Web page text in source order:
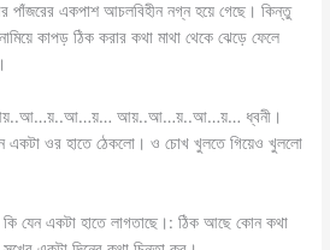
একপাশ আচলবিহীন নগ্ন হয়ে গেছে। কিন্তু
কাপড় ঠিক করার কথা মাথা থেকে ঝেড়ে ফেলে
আয়..আ…য়..আ…য়… আয়..আ…য়..আ…য়… ধ্বনী।
একটা ওর হাতে ঠেকলো। ও চোখ খুলতে গিয়েও খুললো
যেন একটা হাতে লাগতাছে।: ঠিক আছে কোন কথা